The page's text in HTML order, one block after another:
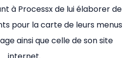
à Processx de lui élaborer de
pour la carte de leurs menus
ainsi que celle de son site